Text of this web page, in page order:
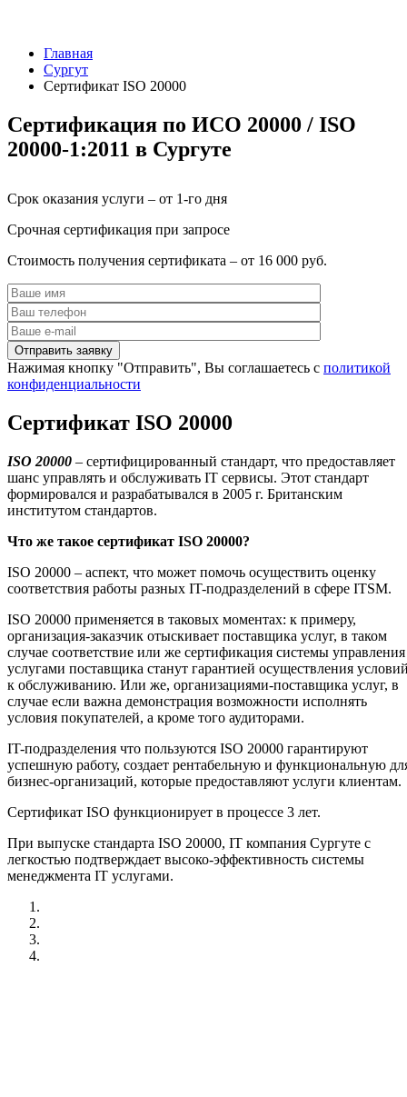
Главная
Сургут
Сертификат ISO 20000
Сертификация по ИСО 20000 / ISO
20000-1:2011 в Сургуте
Срок оказания услуги – от 1-го дня
Срочная сертификация при запросе
Стоимость получения сертификата – от 16 000 руб.
Нажимая кнопку "Отправить", Вы соглашаетесь с политикой
конфиденциальности
Сертификат ISO 20000
ISO 20000 – сертифицированный стандарт, что предоставляет
шанс управлять и обслуживать IT сервисы. Этот стандарт
формировался и разрабатывался в 2005 г. Британским
институтом стандартов.
Что же такое сертификат ISO 20000?
ISO 20000 – аспект, что может помочь осуществить оценку
соответствия работы разных IT-подразделений в сфере ITSM.
ISO 20000 применяется в таковых моментах: к примеру,
организация-заказчик отыскивает поставщика услуг, в таком
случае соответствие или же сертификация системы управления
услугами поставщика станут гарантией осуществления
к обслуживанию. Или же, организациями-поставщика услуг, в
случае если важна демонстрация возможности исполнять
условия покупателей, а кроме того аудиторами.
IT-подразделения что пользуются ISO 20000 гарантируют
успешную работу, создает рентабельную и функциональную
бизнес-организаций, которые предоставляют услуги клиентам.
Сертификат ISO функционирует в процессе 3 лет.
При выпуске стандарта ISO 20000, IT компания Сургуте с
легкостью подтверждает высоко-эффективность системы
менеджмента IT услугами.